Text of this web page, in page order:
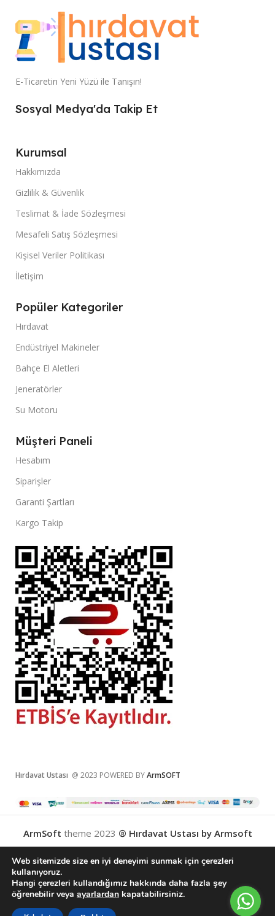
E-Ticaretin Yeni Yüzü ile Tanışın!
Sosyal Medya'da Takip Et
Kurumsal
Hakkımızda
Gizlilik & Güvenlik
Teslimat & İade Sözleşmesi
Mesafeli Satış Sözleşmesi
Kişisel Veriler Politikası
İletişim
Popüler Kategoriler
Hırdavat
Endüstriyel Makineler
Bahçe El Aletleri
Jeneratörler
Su Motoru
Müşteri Paneli
Hesabım
Siparişler
Garanti Şartları
Kargo Takip
Hırdavat Ustası @ 2023 POWERED BYArmSOFT
ArmSoft theme 2023 ® Hırdavat Ustası by Armsoft
Web sitemizde size en iyi deneyimi sunmak için çerezleri
kullanıyoruz.
Hangi çerezleri kullandığımız hakkında daha fazla şey
öğrenebilir veya ayarlardan kapatabilirsiniz.
English(İngilizce) Türkçe